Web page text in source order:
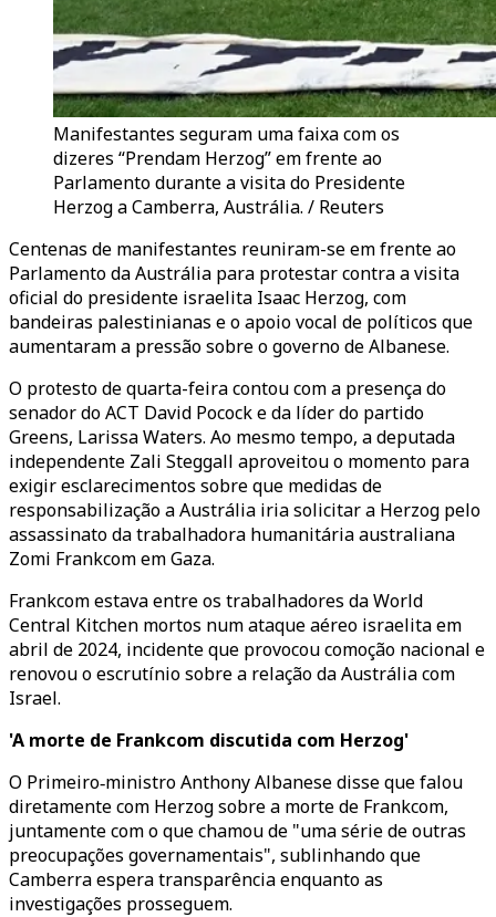
Manifestantes seguram uma faixa com os
dizeres “Prendam Herzog” em frente ao
Parlamento durante a visita do Presidente
Herzog a Camberra, Austrália. / Reuters
Centenas de manifestantes reuniram-se em frente ao
Parlamento da Austrália para protestar contra a visita
oficial do presidente israelita Isaac Herzog, com
bandeiras palestinianas e o apoio vocal de políticos que
aumentaram a pressão sobre o governo de Albanese.
O protesto de quarta-feira contou com a presença do
senador do ACT David Pocock e da líder do partido
Greens, Larissa Waters. Ao mesmo tempo, a deputada
independente Zali Steggall aproveitou o momento para
exigir esclarecimentos sobre que medidas de
responsabilização a Austrália iria solicitar a Herzog pelo
assassinato da trabalhadora humanitária australiana
Zomi Frankcom em Gaza.
Frankcom estava entre os trabalhadores da World
Central Kitchen mortos num ataque aéreo israelita em
abril de 2024, incidente que provocou comoção nacional e
renovou o escrutínio sobre a relação da Austrália com
Israel.
'A morte de Frankcom discutida com Herzog'
O Primeiro‑ministro Anthony Albanese disse que falou
diretamente com Herzog sobre a morte de Frankcom,
juntamente com o que chamou de "uma série de outras
preocupações governamentais", sublinhando que
Camberra espera transparência enquanto as
investigações prosseguem.